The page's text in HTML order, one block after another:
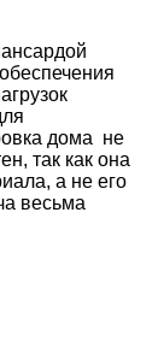
дома не
так как она
а не его
весьма